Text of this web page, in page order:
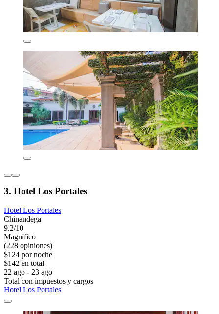
3. Hotel Los Portales
Hotel Los Portales
Chinandega
9.2/10
Magnífico
(228 opiniones)
$124 por noche
$142 en total
22 ago - 23 ago
Total con impuestos y cargos
Hotel Los Portales